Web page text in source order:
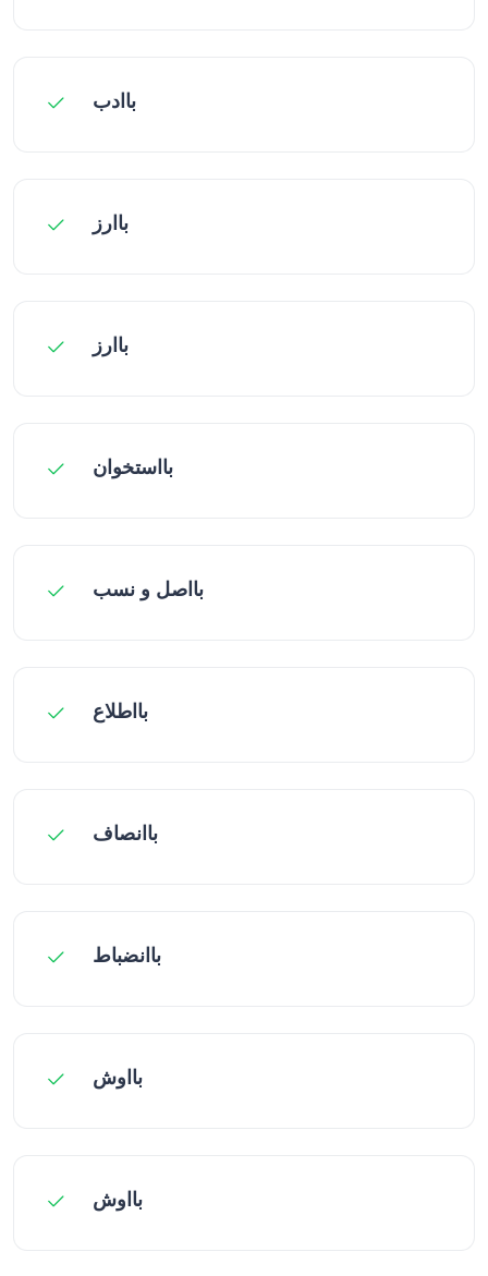
باادب
باارز
باارز
بااستخوان
بااصل و نسب
بااطلاع
باانصاف
باانضباط
بااوش
بااوش